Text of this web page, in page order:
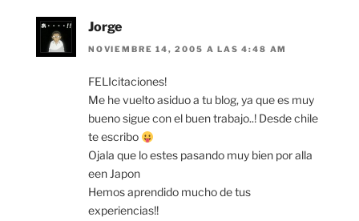
Jorge
NOVIEMBRE 14, 2005 A LAS 4:48 AM
FELIcitaciones!
Me he vuelto asiduo a tu blog, ya que es muy
bueno sigue con el buen trabajo..! Desde chile
te escribo
Ojala que lo estes pasando muy bien por alla
een Japon
Hemos aprendido mucho de tus
experiencias!!